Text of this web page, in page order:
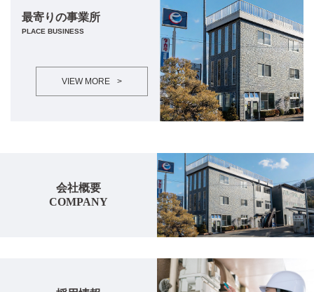
最寄りの事業所
PLACE BUSINESS
VIEW MORE >
会社概要
COMPANY